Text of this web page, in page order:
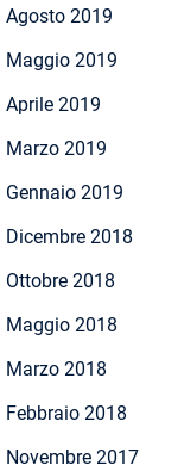
Agosto 2019
Maggio 2019
Aprile 2019
Marzo 2019
Gennaio 2019
Dicembre 2018
Ottobre 2018
Maggio 2018
Marzo 2018
Febbraio 2018
Novembre 2017